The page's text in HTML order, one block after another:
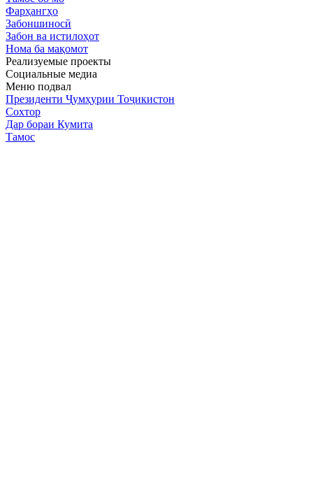
Фарҳангҳо
Забоншиносӣ
Забон ва истилоҳот
Нома ба мақомот
Реализуемые проекты
Социальные медиа
Меню подвал
Президенти Ҷумҳурии Тоҷикистон
Сохтор
Дар бораи Кумита
Тамос